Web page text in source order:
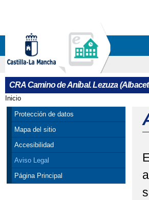
CRA Camino de Aníbal. Lezuza
Se encuentra usted aquí
Inicio
Protección de datos
Mapa del sitio
Accesibilidad
Aviso Legal
Página Principal